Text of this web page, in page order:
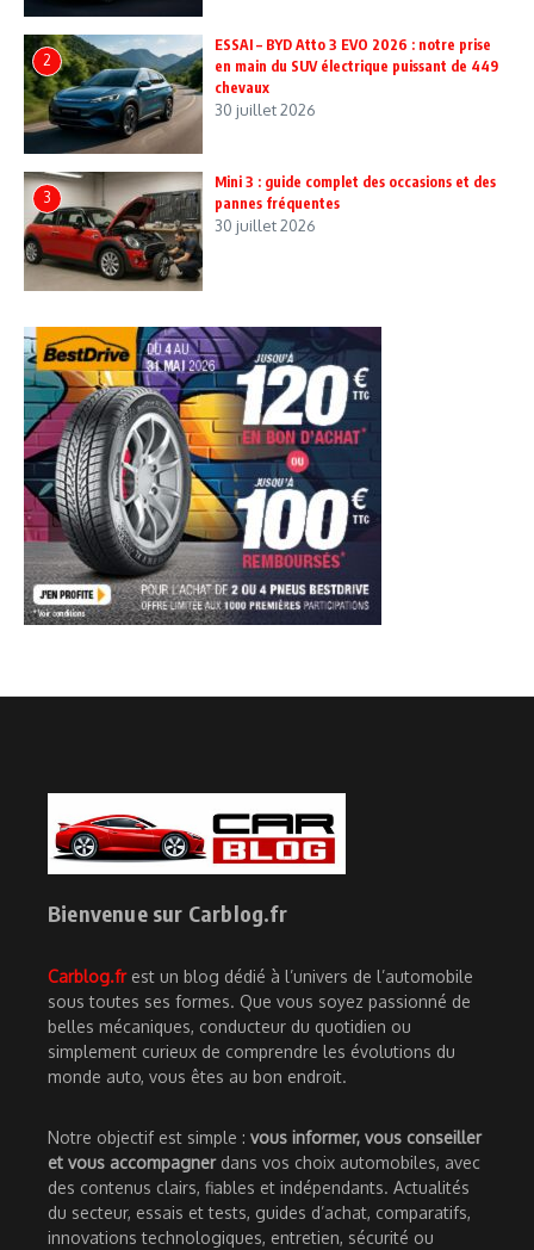
2
ESSAI – BYD Atto 3 EVO 2026 : notre prise
en main du SUV électrique puissant de 449
chevaux
30 juillet 2026
3
Mini 3 : guide complet des occasions et des
pannes fréquentes
30 juillet 2026
Bienvenue sur Carblog.fr
Carblog.frest un blog dédié à l’univers de l’automobile
sous toutes ses formes. Que vous soyez passionné de
belles mécaniques, conducteur du quotidien ou
simplement curieux de comprendre les évolutions du
monde auto, vous êtes au bon endroit.
Notre objectif est simple : vous informer, vous conseiller
et vous accompagnerdans vos choix automobiles, avec
des contenus clairs, fiables et indépendants. Actualités
du secteur, essais et tests, guides d’achat, comparatifs,
innovations technologiques, entretien, sécurité ou